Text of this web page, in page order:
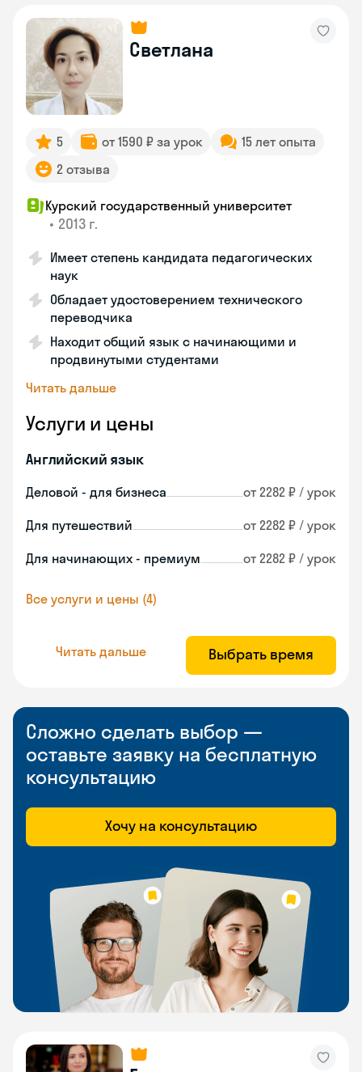
Светлана
5 от 1590 ₽ за урок
15 лет опыта
2 отзыва
Курский государственный университет
• 2013 г.
Имеет степень кандидата педагогических
наук
Обладает удостоверением технического
переводчика
Находит общий язык с начинающими и
продвинутыми студентами
Читать дальше
Услуги и цены
Английский язык
Деловой - для бизнеса от 2282 ₽ / урок
Для путешествий от 2282 ₽ / урок
Для начинающих - премиум от 2282 ₽ / урок
Все услуги и цены (4)
Читать дальше Выбрать время
Сложно сделать выбор —
оставьте заявку на бесплатную
консультацию
Хочу на консультацию